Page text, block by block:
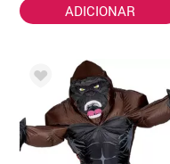
ADICIONAR